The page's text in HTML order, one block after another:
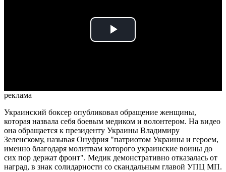
Play
реклама
Украинский боксер опубликовал обращение женщины,
которая назвала себя боевым медиком и волонтером. На видео
она обращается к президенту Украины Владимиру
Зеленскому, называя Онуфрия "патриотом Украины и героем,
именно благодаря молитвам которого украинские воины до
сих пор держат фронт". Медик демонстративно отказалась от
наград, в знак солидарности со скандальным главой УПЦ МП.